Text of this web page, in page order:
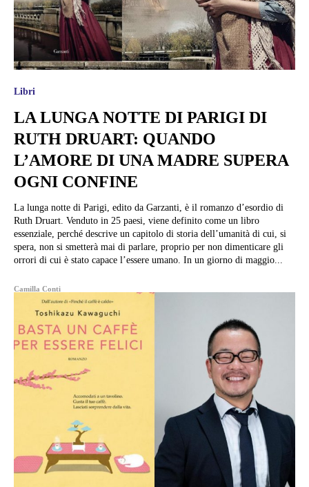
Libri
LA LUNGA NOTTE DI PARIGI DI
RUTH DRUART: QUANDO
L’AMORE DI UNA MADRE SUPERA
OGNI CONFINE
La lunga notte di Parigi, edito da Garzanti, è il romanzo d’esordio di
Ruth Druart. Venduto in 25 paesi, viene definito come un libro
essenziale, perché descrive un capitolo di storia dell’umanità di cui, si
spera, non si smetterà mai di parlare, proprio per non dimenticare gli
orrori di cui è stato capace l’essere umano. In un giorno di maggio...
Camilla Conti